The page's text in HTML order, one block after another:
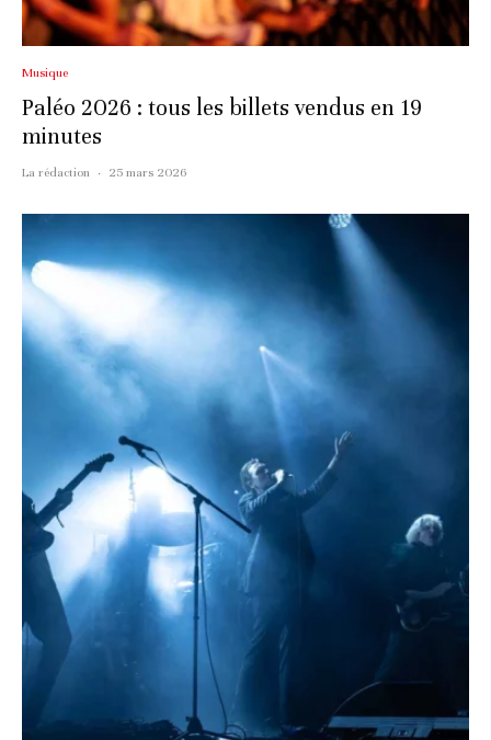
Musique
Paléo 2026 : tous les billets vendus en 19
minutes
La rédaction · 25 mars 2026